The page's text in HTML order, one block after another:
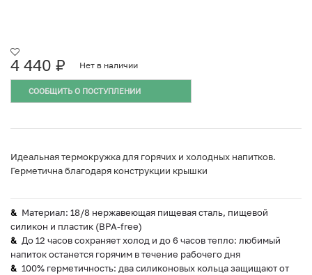
4 440 ₽ Нет в наличии
СООБЩИТЬ О ПОСТУПЛЕНИИ
Идеальная термокружка для горячих и холодных напитков.
Герметична благодаря конструкции крышки
Материал: 18/8 нержавеющая пищевая сталь, пищевой
силикон и пластик (BPA-free)
До 12 часов сохраняет холод и до 6 часов тепло: любимый
напиток останется горячим в течение рабочего дня
100% герметичность: два силиконовых кольца защищают от